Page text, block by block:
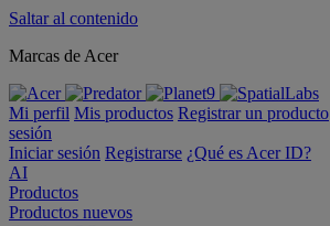
Saltar al contenido
Marcas de Acer
Mi perfil Mis productos Registrar un producto
sesión
Iniciar sesión Registrarse ¿Qué es Acer ID?
AI
Productos
Productos nuevos